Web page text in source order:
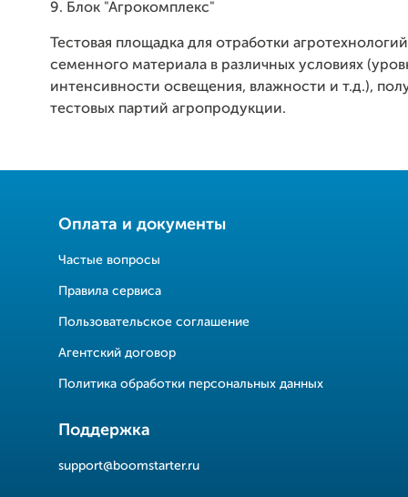
9. Блок "Агрокомплекс"
Тестовая площадка для отработки
семенного материала в различных условиях
интенсивности освещения, влажности и т.д.),
тестовых партий агропродукции.
Оплата и документы
Частые вопросы
Правила сервиса
Пользовательское соглашение
Агентский договор
Политика обработки персональных данных
Поддержка
support@boomstarter.ru